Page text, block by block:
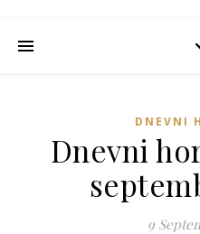
DNEVNI
Dnevni
9